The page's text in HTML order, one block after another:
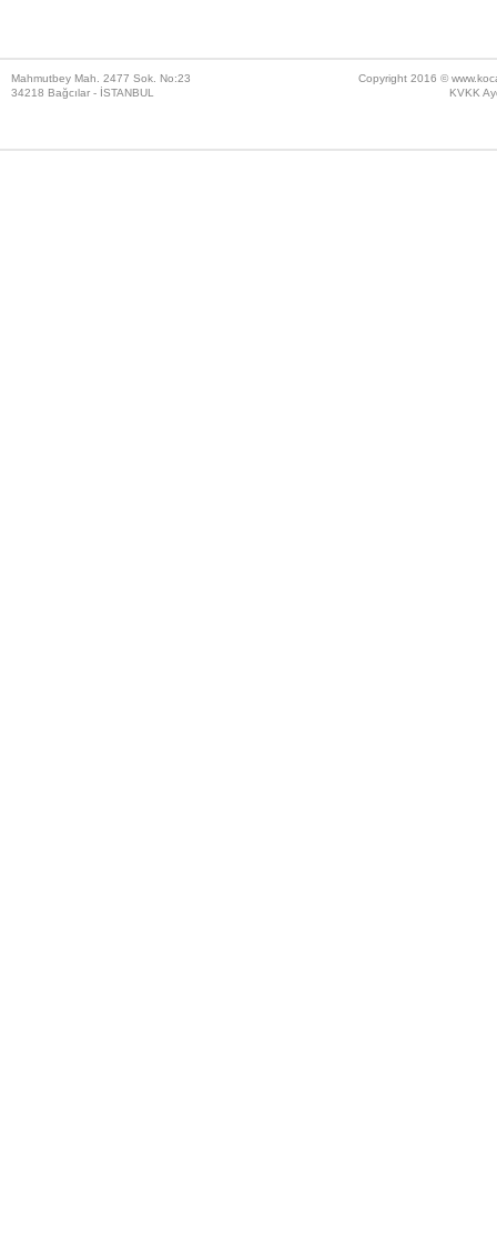
Mahmutbey Mah. 2477 Sok. No:23
34218 Bağcılar - İSTANBUL
Copyright 2016 ©
KVKK